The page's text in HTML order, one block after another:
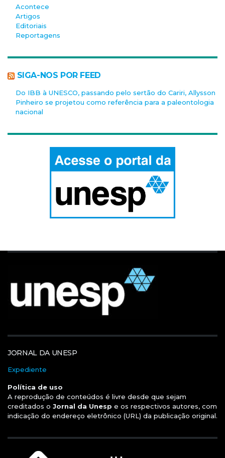
Acontece
Artigos
Editoriais
Reportagens
SIGA-NOS POR FEED
Do IBB à UNESCO, passando pelo sertão do Cariri, Allysson
Pinheiro se projetou como referência para a paleontologia
nacional
JORNAL DA UNESP
Expediente
Política de uso
A reprodução de conteúdos é livre desde que sejam
creditados o Jornal da Unesp e os respectivos autores, com
indicação do endereço eletrônico (URL) da publicação original.